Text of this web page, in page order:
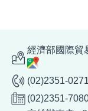
經濟部國際貿
(02)2351-0271
(02)2351-